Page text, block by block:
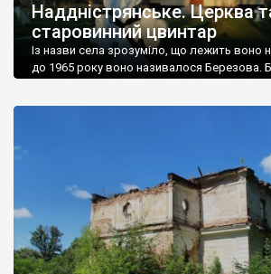
Наддністрянське. Церква
старовинний цвинтар
Із назви села зрозуміло, що лежить воно
до 1965 року воно називалося Березова.
Наддністрянське відрізняється від
сіл. У селі є мурована Михайлівська